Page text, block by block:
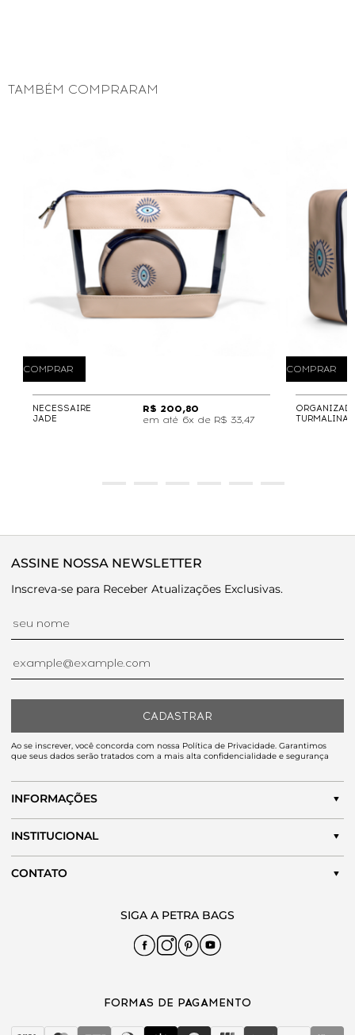
TAMBÉM COMPRARAM
COMPRAR
NECESSAIRE
JADE
R$ 200,80
6x de R$ 33,47
COMPRAR
TURMALINA
ASSINE NOSSA NEWSLETTER
Inscreva-se para Receber Atualizações Exclusivas.
CADASTRAR
Ao se inscrever, você concorda com nossa Política de Privacidade. Garantimos
que seus dados serão tratados com a mais alta confidencialidade e segurança
INFORMAÇÕES
INSTITUCIONAL
CONTATO